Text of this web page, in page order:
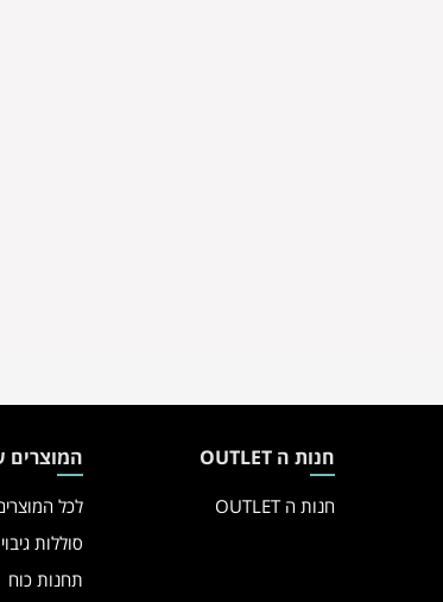
חנות ה OUTLET
חנות ה OUTLET
המוצרים
לכל
סוללות גיבוי
תחנות כוח